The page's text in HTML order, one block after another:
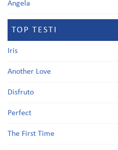
Angela
TOP TESTI
Iris
Another Love
Disfruto
Perfect
The First Time